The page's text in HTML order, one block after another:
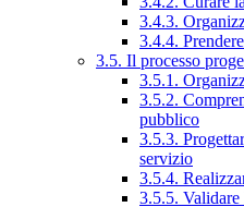
3.4.3.
3.4.4.
3.5. Il processo
3.5.1.
3.5.2.
pubblico
3.5.3.
servizio
3.5.4.
3.5.5. Validare